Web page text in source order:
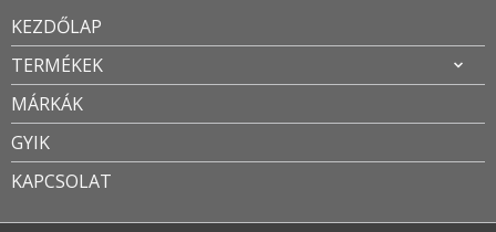
KEZDŐLAP
TERMÉKEK
MÁRKÁK
GYIK
KAPCSOLAT